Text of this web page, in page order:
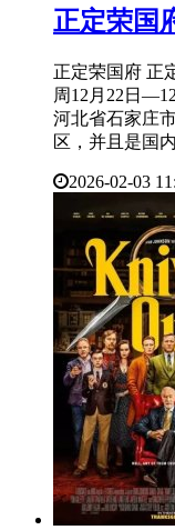
正定荣国
正定荣国府 正
周12月22日
河北省石家庄
区，并且是国
2026-02-03